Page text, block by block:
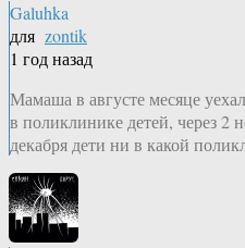
Galuhka
для zontik
1 год назад
Мамаша в августе месяце
в поликлинике детей, через 2
декабря дети ни в какой